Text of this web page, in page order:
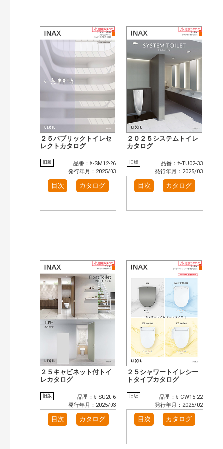
２５パブリックトイレセ
レクトカタログ
旧版
品番：ｾ-SM12-26
発行年月：2025/03
目次 カタログ
２０２５システムトイレ
カタログ
旧版
品番：ｾ-TU02-33
発行年月：2025/03
目次 カタログ
２５キャビネット付トイ
レカタログ
旧版
品番：ｾ-SU20-6
発行年月：2025/03
目次 カタログ
２５シャワートイレシー
トタイプカタログ
旧版
品番：ｾ-CW15-22
発行年月：2025/02
目次 カタログ